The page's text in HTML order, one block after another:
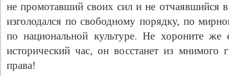
не промотавший своих сил и не отчаявшийся
изголодался по свободному порядку, по
по национальной культуре. Не хороните же
исторический час, он восстанет из мнимого
права!